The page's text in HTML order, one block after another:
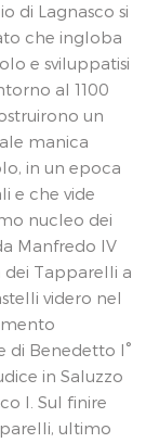
di Lagnasco si
che ingloba
e sviluppatisi
al 1100
un
manica
in un epoca
e che vide
nucleo dei
Manfredo IV
dei Tapparelli a
videro nel
di Benedetto I°
in Saluzzo
I. Sul finire
ultimo